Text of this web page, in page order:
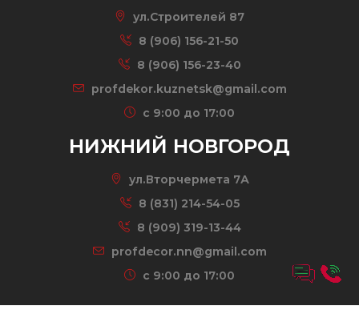
ул.Строителей 87
8 (906) 156-21-50
8 (906) 156-23-40
profdekor.kuznetsk@gmail.com
c 9:00 до 17:00
НИЖНИЙ НОВГОРОД
ул.Вторчермета 7А
8 (831) 214-54-05
8 (909) 319-13-44
profdecor.nn@gmail.com
c 9:00 до 17:00